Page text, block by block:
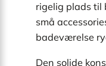
rigelig plads til
små
badeværelse
Den solide